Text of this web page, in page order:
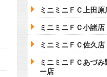
ミニミニＦＣ上田原
ミニミニＦＣ小諸店
ミニミニＦＣ佐久店
ミニミニＦＣあづみ
ー店